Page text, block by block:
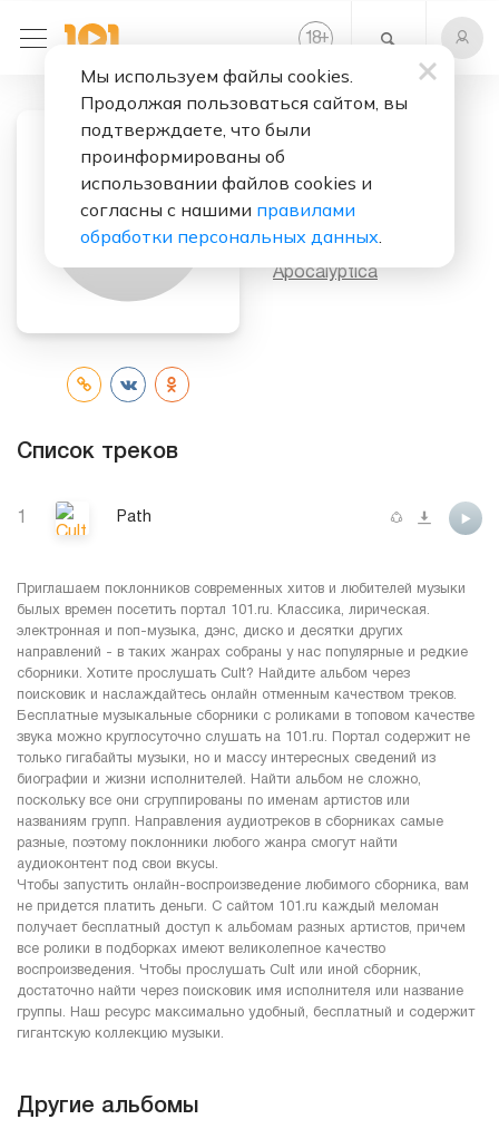
18+
Слушать бесплатно
Исполнитель:
Apocalyptica
Список треков
1 Path
Приглашаем поклонников современных хитов и любителей музыки
былых времен посетить портал 101.ru. Классика, лирическая.
электронная и поп-музыка, дэнс, диско и десятки других
направлений - в таких жанрах собраны у нас популярные и редкие
сборники. Хотите прослушать Cult? Найдите альбом через
поисковик и наслаждайтесь онлайн отменным качеством треков.
Бесплатные музыкальные сборники с роликами в топовом качестве
звука можно круглосуточно слушать на 101.ru. Портал содержит не
только гигабайты музыки, но и массу интересных сведений из
биографии и жизни исполнителей. Найти альбом не сложно,
поскольку все они сгруппированы по именам артистов или
названиям групп. Направления аудиотреков в сборниках самые
разные, поэтому поклонники любого жанра смогут найти
аудиоконтент под свои вкусы.
Чтобы запустить онлайн-воспроизведение любимого сборника, вам
не придется платить деньги. С сайтом 101.ru каждый меломан
получает бесплатный доступ к альбомам разных артистов, причем
все ролики в подборках имеют великолепное качество
воспроизведения. Чтобы прослушать Cult или иной сборник,
достаточно найти через поисковик имя исполнителя или название
группы. Наш ресурс максимально удобный, бесплатный и содержит
гигантскую коллекцию музыки.
Другие альбомы
Мы используем файлы cookies.
Продолжая пользоваться сайтом, вы
подтверждаете, что были
проинформированы об
использовании файлов cookies и
согласны с нашими правилами
обработки персональных данных.